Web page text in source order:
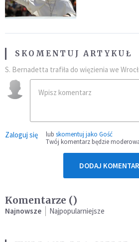
SKOMENTUJ ARTYKUŁ
S. Bernadetta trafiła do więzienia we
Zaloguj się lub skomentuj jako Gość
Twój komentarz będzie
DODAJ
Komentarze ()
Najnowsze Najpopularniejsze